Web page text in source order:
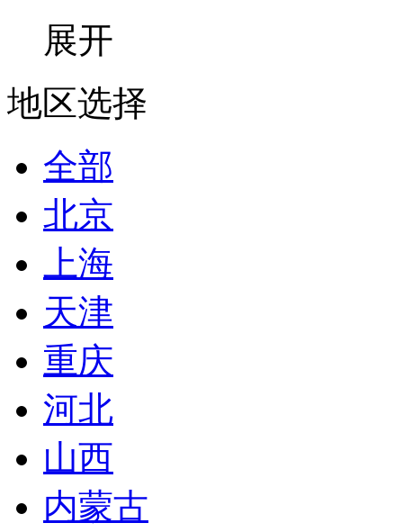
展开
地区选择
全部
北京
上海
天津
重庆
河北
山西
内蒙古